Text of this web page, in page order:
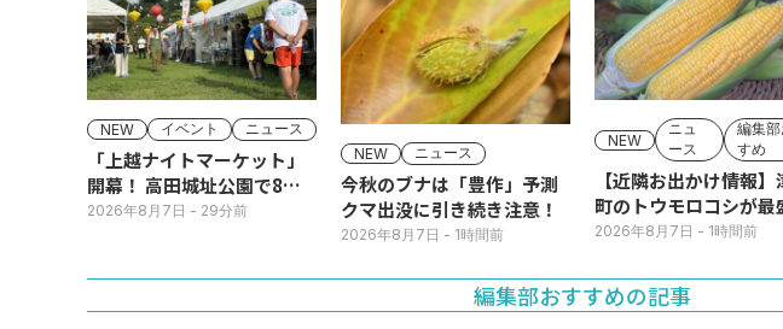
NEW イベント ニュース
「上越ナイトマーケット」
開幕！ 高田城址公園で8日
(土)まで
2026年8月7日 - 29分前
NEW ニュース
今秋のブナは「豊作」予測
クマ出没に引き続き注意！
2026年8月7日 - 1時間前
NEW
ニュ
ース
編集
すめ
【近隣お出かけ情報】
町のトウモロコシが最
期！国道ロードサイド
2026年8月7日 - 1時間前
編集部おすすめの記事